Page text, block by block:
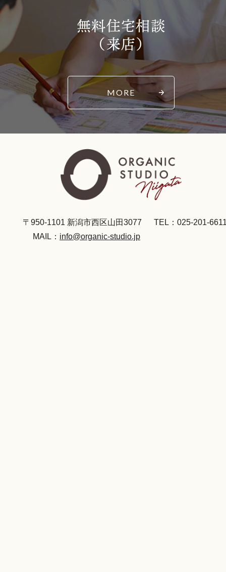
無料住宅相談
（来店）
MORE
〒950-1101 新潟市西区山田3077
TEL：025-201-
MAIL： info@organic-studio.jp